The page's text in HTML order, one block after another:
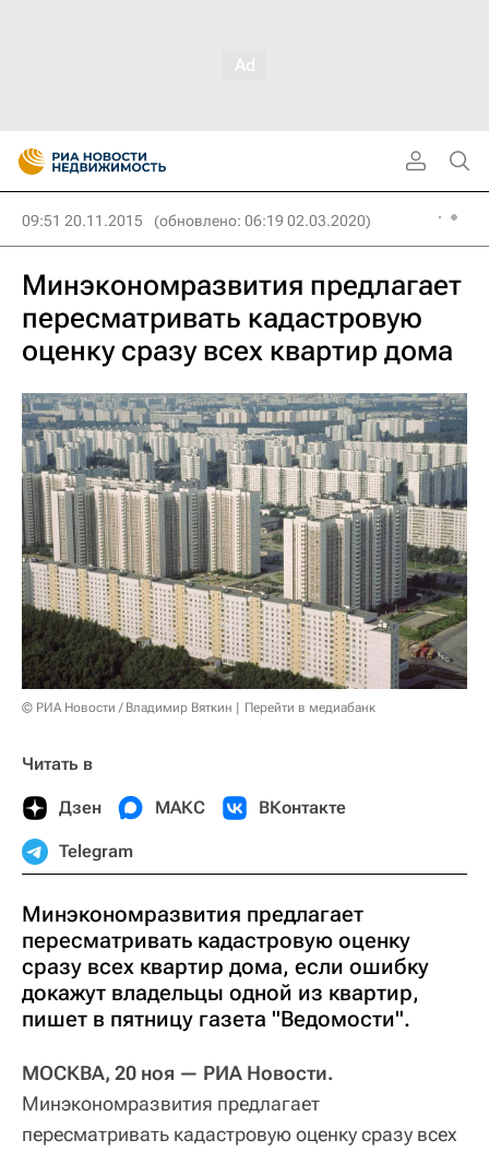
09:51 20.11.2015 (обновлено: 06:19 02.03.2020)
Минэкономразвития предлагает
пересматривать кадастровую
оценку сразу всех квартир дома
© РИА Новости / Владимир Вяткин Перейти в медиабанк
Читать в
Дзен МАКС ВКонтакте
Telegram
Минэкономразвития предлагает
пересматривать кадастровую оценку
сразу всех квартир дома, если ошибку
докажут владельцы одной из квартир,
пишет в пятницу газета "Ведомости".
МОСКВА, 20 ноя — РИА Новости.
Минэкономразвития предлагает
пересматривать кадастровую оценку сразу всех